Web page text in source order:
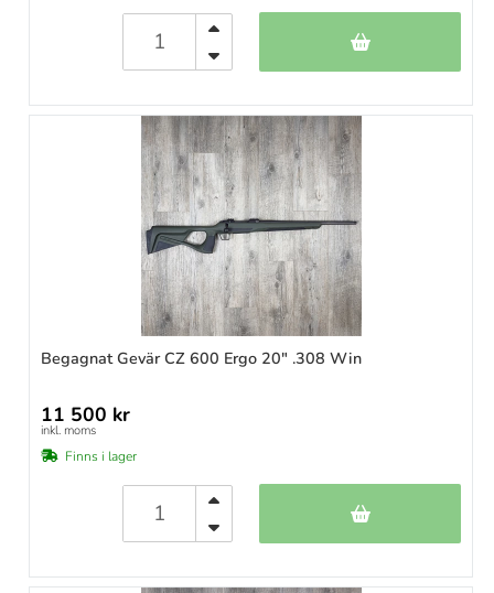
Begagnat Gevär CZ 600 Ergo 20" .308 Win
11 500 kr
inkl. moms
Finns i lager